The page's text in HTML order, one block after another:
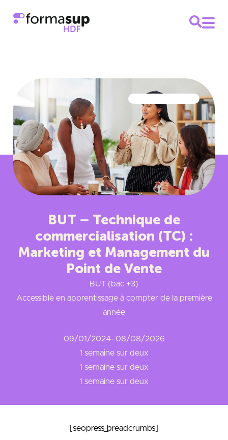
BUT – Technique de
commercialisation (TC) :
Marketing et Management du
Point de Vente
BUT (bac +3)
Accessible en apprentissage à compter de la première
année
09/01/2024–08/08/2026
1 semaine sur deux
1 semaine sur deux
1 semaine sur deux
[seopress_breadcrumbs]